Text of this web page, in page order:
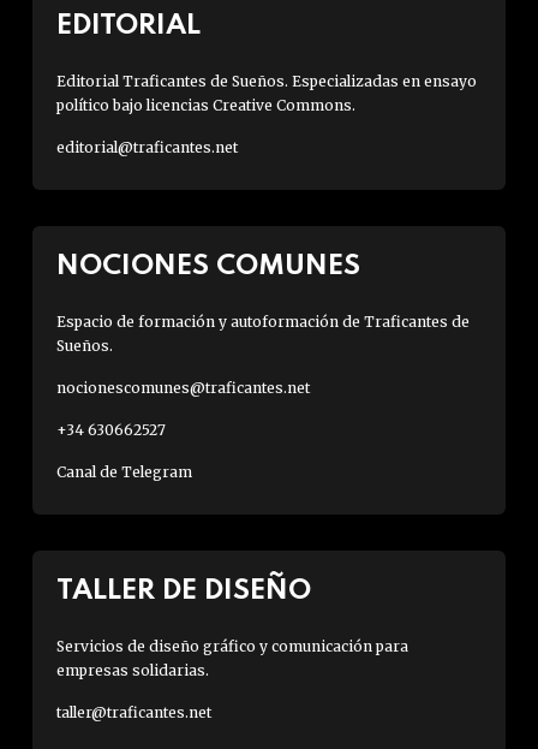
EDITORIAL
Editorial Traficantes de Sueños. Especializadas en ensayo
político bajo licencias Creative Commons.
editorial@traficantes.net
NOCIONES COMUNES
Espacio de formación y autoformación de Traficantes de
Sueños.
nocionescomunes@traficantes.net
+34 630662527
Canal de Telegram
TALLER DE DISEÑO
Servicios de diseño gráfico y comunicación para
empresas solidarias.
taller@traficantes.net